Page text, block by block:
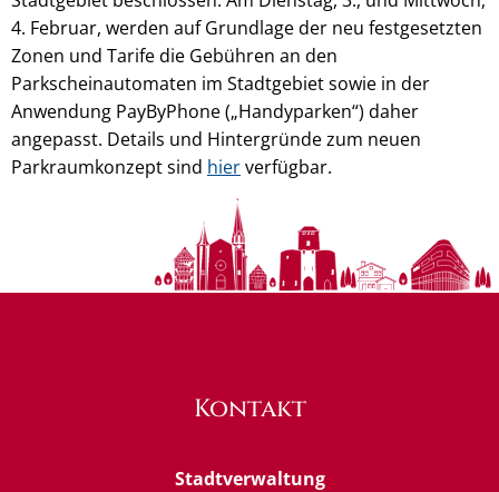
4. Februar, werden auf Grundlage der neu festgesetzten
Zonen und Tarife die Gebühren an den
Parkscheinautomaten im Stadtgebiet sowie in der
Anwendung PayByPhone („Handyparken“) daher
angepasst. Details und Hintergründe zum neuen
Parkraumkonzept sind hierverfügbar.
Kontakt
Stadtverwaltung